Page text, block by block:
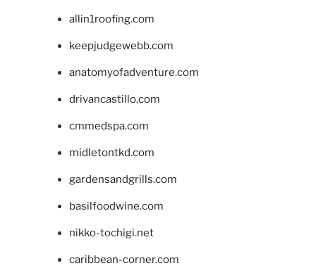
allin1roofing.com
keepjudgewebb.com
anatomyofadventure.com
drivancastillo.com
cmmedspa.com
midletontkd.com
gardensandgrills.com
basilfoodwine.com
nikko-tochigi.net
caribbean-corner.com